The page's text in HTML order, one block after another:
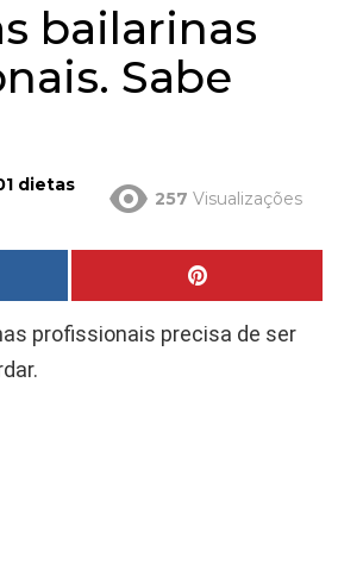
bailarinas
Sabe
dietas
257 Visualizações
profissionais precisa de ser